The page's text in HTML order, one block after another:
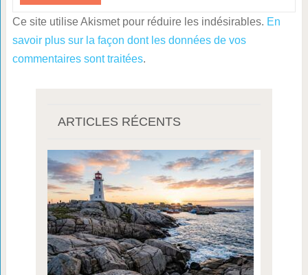
Ce site utilise Akismet pour réduire les indésirables. En
savoir plus sur la façon dont les données de vos
commentaires sont traitées.
ARTICLES RÉCENTS